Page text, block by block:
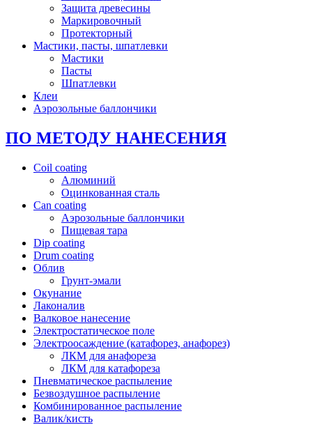
Защита древесины
Маркировочный
Протекторный
Мастики, пасты, шпатлевки
Мастики
Пасты
Шпатлевки
Клеи
Аэрозольные баллончики
ПО МЕТОДУ НАНЕСЕНИЯ
Coil coating
Алюминий
Оцинкованная сталь
Can coating
Аэрозольные баллончики
Пищевая тара
Dip coating
Drum coating
Облив
Грунт-эмали
Окунание
Лаконалив
Валковое нанесение
Электростатическое поле
Электроосаждение (катафорез, анафорез)
ЛКМ для анафореза
ЛКМ для катафореза
Пневматическое распыление
Безвоздушное распыление
Комбинированное распыление
Валик/кисть